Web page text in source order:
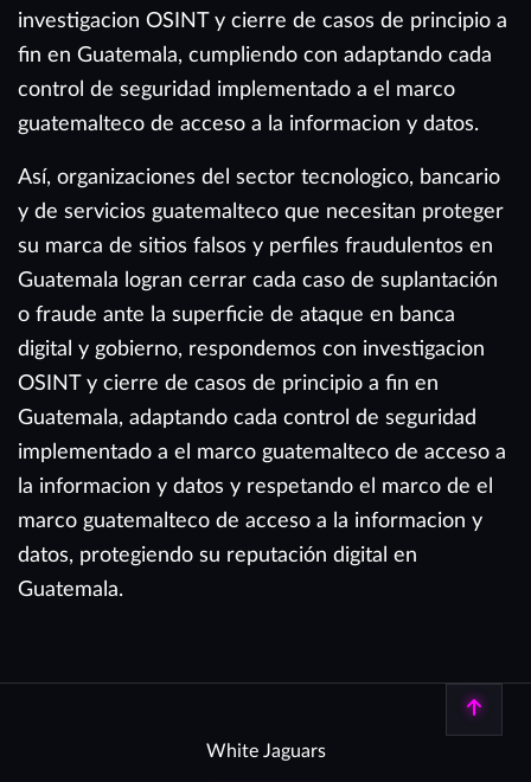
investigacion OSINT y cierre de casos de principio a
fin en Guatemala, cumpliendo con adaptando cada
control de seguridad implementado a el marco
guatemalteco de acceso a la informacion y datos.
Así, organizaciones del sector tecnologico, bancario
y de servicios guatemalteco que necesitan proteger
su marca de sitios falsos y perfiles fraudulentos en
Guatemala logran cerrar cada caso de suplantación
o fraude ante la superficie de ataque en banca
digital y gobierno, respondemos con investigacion
OSINT y cierre de casos de principio a fin en
Guatemala, adaptando cada control de seguridad
implementado a el marco guatemalteco de acceso a
la informacion y datos y respetando el marco de el
marco guatemalteco de acceso a la informacion y
datos, protegiendo su reputación digital en
Guatemala.
White Jaguars